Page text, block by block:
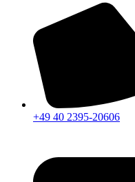
+49 40 2395-20606